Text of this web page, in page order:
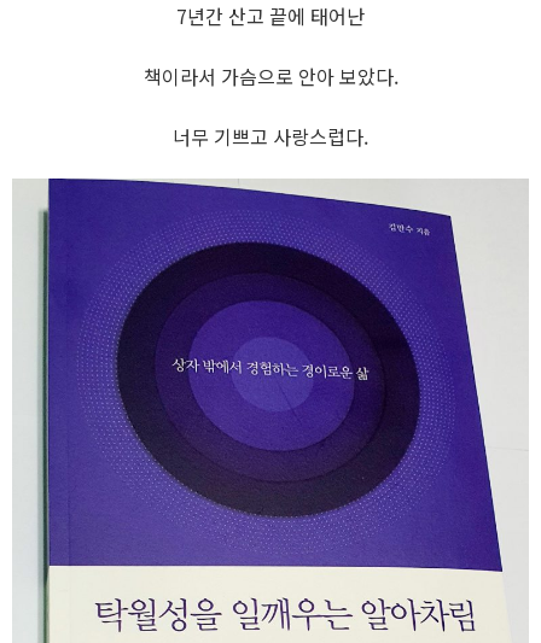
7년간 산고 끝에 태어난
책이라서 가슴으로 안아보았다.
너무 기쁘고 사랑스럽다.